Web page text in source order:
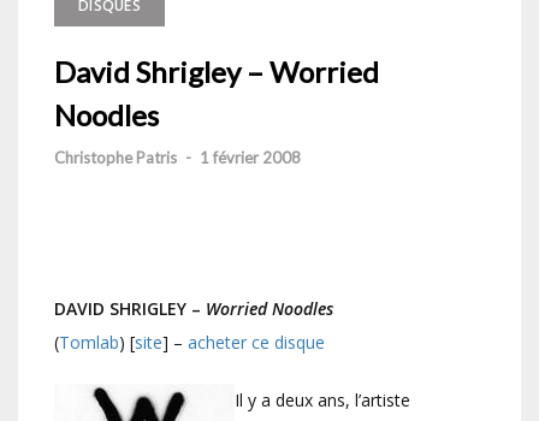
DISQUES
David Shrigley – Worried
Noodles
Christophe Patris - 1 février 2008
DAVID SHRIGLEY – Worried Noodles
(Tomlab) [site] – acheter ce disque
Il y a deux ans, l’artiste